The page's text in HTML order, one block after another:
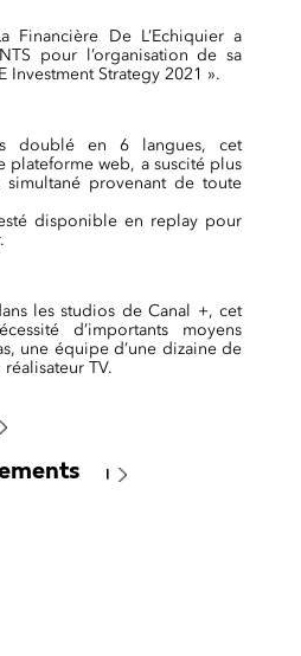
Financière De L’Echiquier a
pour l’organisation de sa
Investment Strategy 2021 ».
doublé en 6 langues, cet
plateforme web, a suscité plus
provenant de toute
disponible en replay pour
les studios de Canal +, cet
d’importants moyens
une équipe d’une dizaine de
TV.